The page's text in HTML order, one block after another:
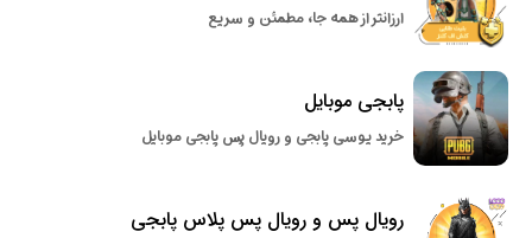
ارزانتر از همه جا، مطمئن و سریع
پابجی موبایل
خرید یوسی پابجی و رویال پس پابجی موبایل
رویال پس و رویال پس پلاس پابجی